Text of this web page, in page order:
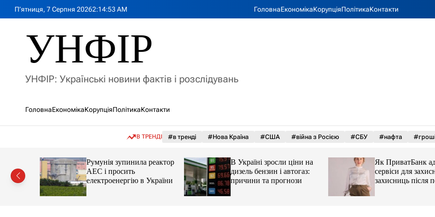
П’ятниця, 7 Серпня 20262:14:54 AM ГоловнаЕкономікаКорупціяПолітикаКонтакти
УНФІР
УНФІР: Українські новини фактів і розслідувань
ГоловнаЕкономікаКорупціяПолітикаКонтакти
В ТРЕНДІ #в тренді #Нова Країна #США #війна з Росією #СБУ #нафта
цін і
Румунія зупинила реактор
АЕС і просить
електроенергію в України
В Україні зросли ціни на
дизель бензин і автогаз:
причини та прогнози
Як ПриватБанк
сервіси для
захисниць після